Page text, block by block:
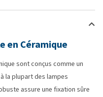
en Céramique
sont conçus comme un
la plupart des lampes
assure une fixation sûre